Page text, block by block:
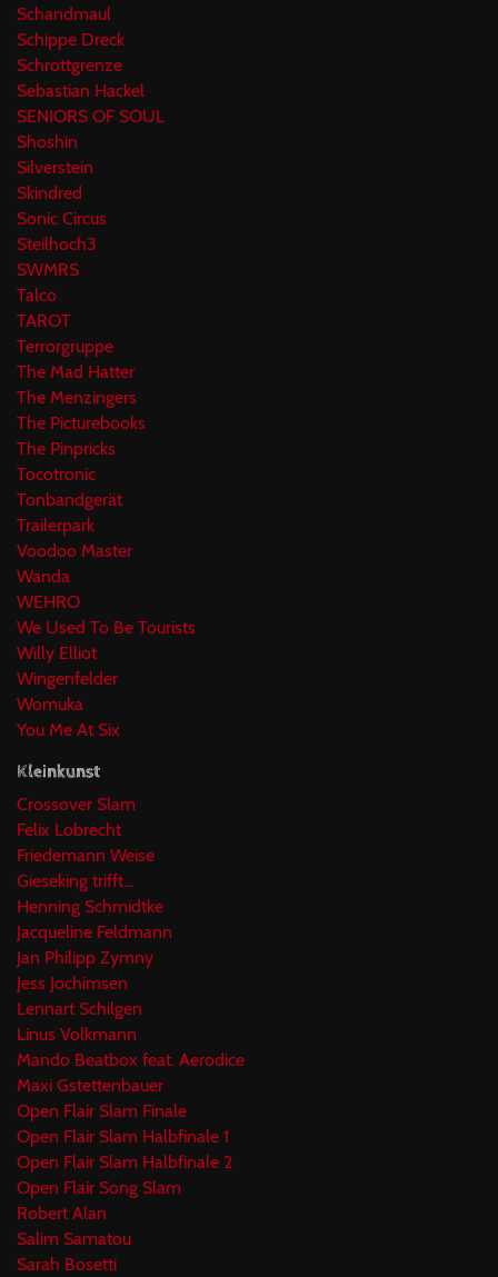
Schandmaul
Schippe Dreck
Schrottgrenze
Sebastian Hackel
SENIORS OF SOUL
Shoshin
Silverstein
Skindred
Sonic Circus
Steilhoch3
SWMRS
Talco
TAROT
Terrorgruppe
The Mad Hatter
The Menzingers
The Picturebooks
The Pinpricks
Tocotronic
Tonbandgerät
Trailerpark
Voodoo Master
Wanda
WEHRO
We Used To Be Tourists
Willy Elliot
Wingenfelder
Womuka
You Me At Six
Kleinkunst
Crossover Slam
Felix Lobrecht
Friedemann Weise
Gieseking trifft...
Henning Schmidtke
Jacqueline Feldmann
Jan Philipp Zymny
Jess Jochimsen
Lennart Schilgen
Linus Volkmann
Mando Beatbox feat. Aerodice
Maxi Gstettenbauer
Open Flair Slam Finale
Open Flair Slam Halbfinale 1
Open Flair Slam Halbfinale 2
Open Flair Song Slam
Robert Alan
Salim Samatou
Sarah Bosetti